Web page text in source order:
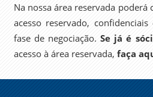
Na nossa área reservada
acesso reservado,
fase de negociação.Se já é
acesso à área reservada, faça